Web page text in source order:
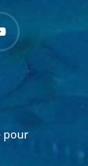
pour